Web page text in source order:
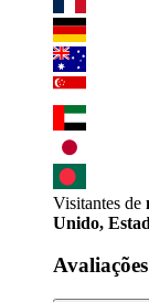
Visitantes de
Unido,